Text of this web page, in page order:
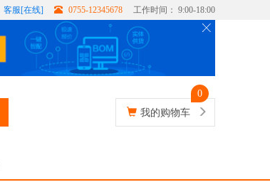
客服[在线] 0755-12345678 工作时间： 9:00-18:00
0
我的购物车